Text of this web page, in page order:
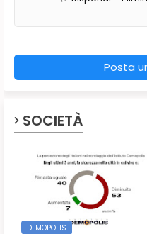
Posta
SOCIETÀ
DEMOPOLIS